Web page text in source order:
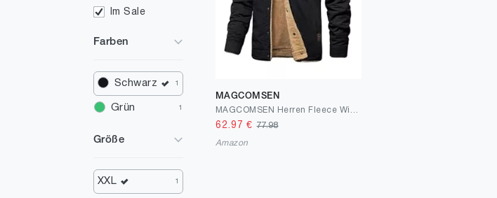
Im Sale
Farben
Schwarz 1
Grün 1
Größe
XXL 1
MAGCOMSEN
62.97 €77.98
Amazon